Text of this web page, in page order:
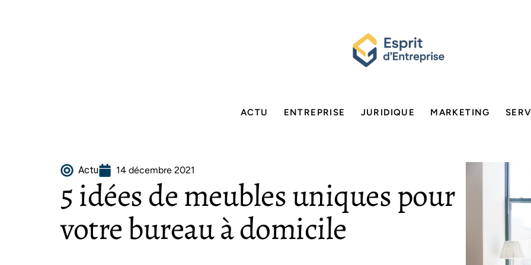
ACTU ENTREPRISE JURIDIQUE MARKETING
Actu 14 décembre 2021
5 idées de meubles uniques pour
votre bureau à domicile